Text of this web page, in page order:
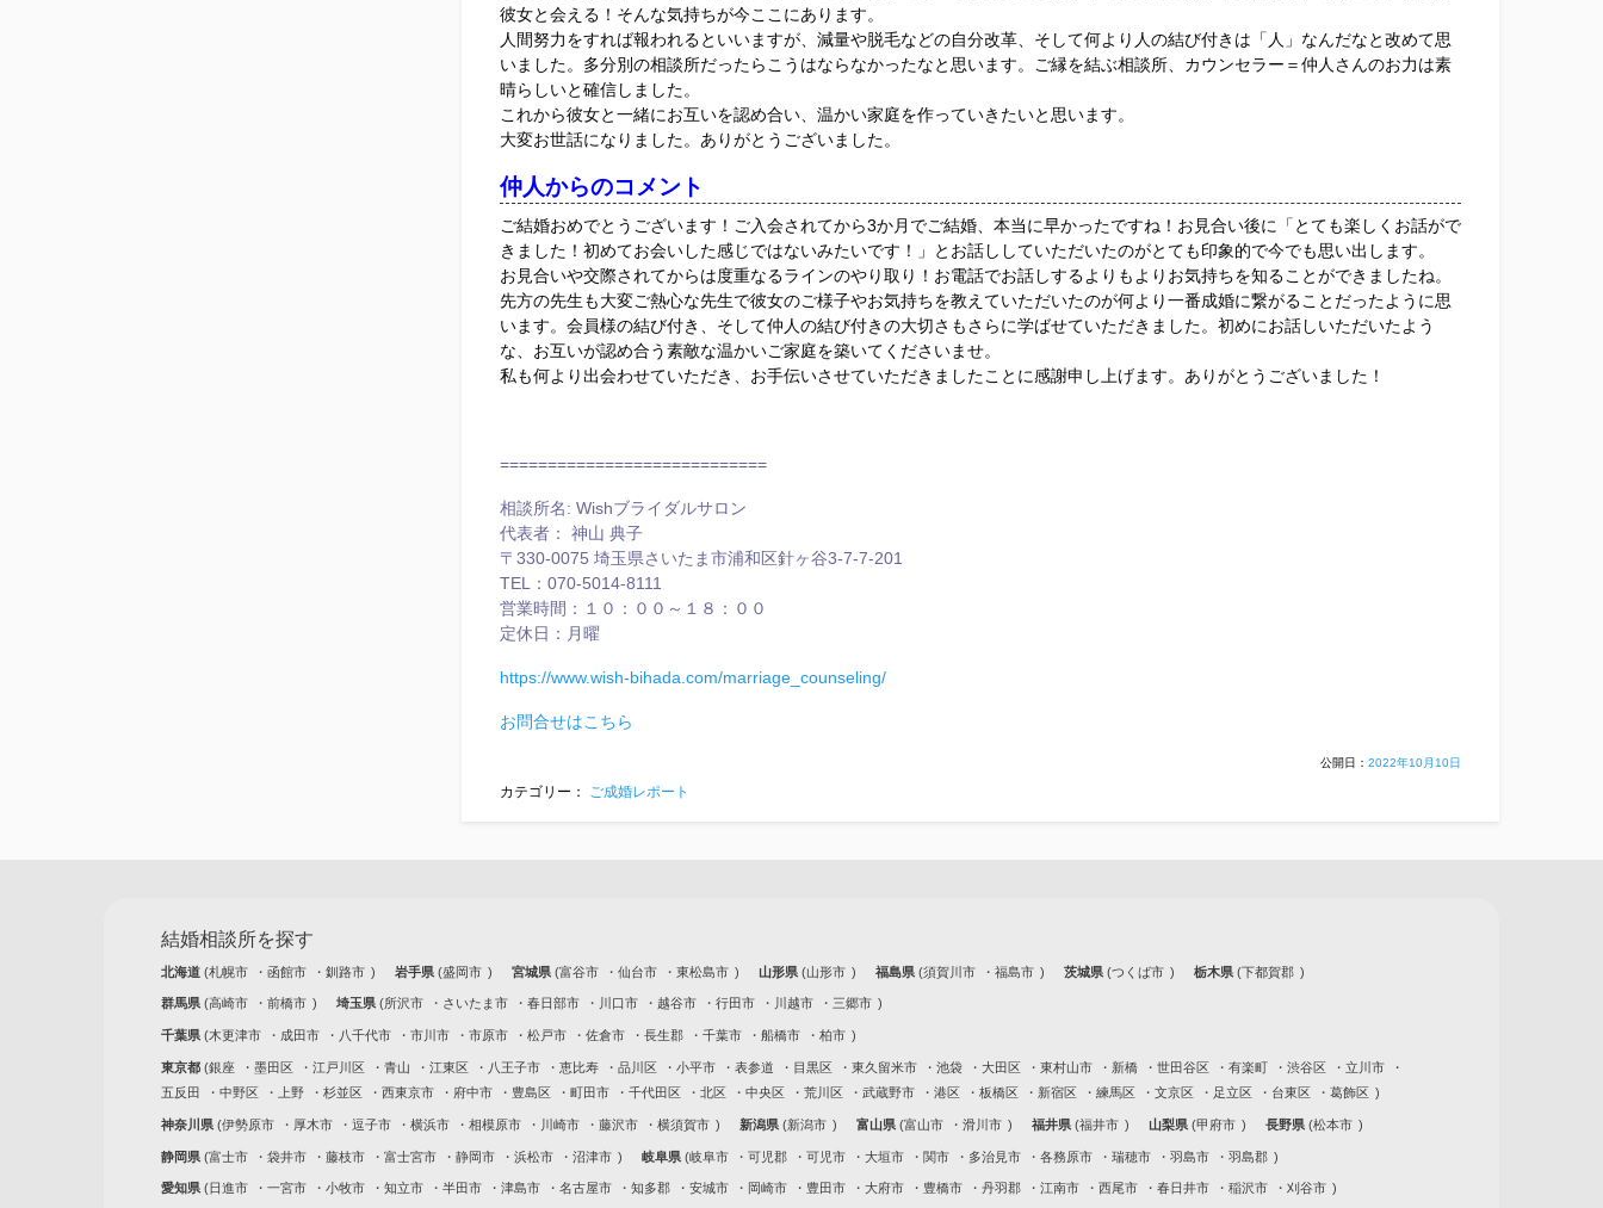
彼女と会える！そんな気持ちが今ここにあります。
人間努力をすれば報われるといいますが、減量や脱毛などの自分改革、そして何より人の結び付きは「人」なんだなと改めて思
いました。多分別の相談所だったらこうはならなかったなと思います。ご縁を結ぶ相談所、カウンセラー＝仲人さんのお力は素
晴らしいと確信しました。
これから彼女と一緒にお互いを認め合い、温かい家庭を作っていきたいと思います。
大変お世話になりました。ありがとうございました。
仲人からのコメント
ご結婚おめでとうございます！ご入会されてから3か月でご結婚、本当に早かったですね！お見合い後に「とても楽しくお話がで
きました！初めてお会いした感じではないみたいです！」とお話ししていただいたのがとても印象的で今でも思い出します。
お見合いや交際されてからは度重なるラインのやり取り！お電話でお話しするよりもよりお気持ちを知ることができましたね。
先方の先生も大変ご熱心な先生で彼女のご様子やお気持ちを教えていただいたのが何より一番成婚に繋がることだったように思
います。会員様の結び付き、そして仲人の結び付きの大切さもさらに学ばせていただきました。初めにお話しいただいたよう
な、お互いが認め合う素敵な温かいご家庭を築いてくださいませ。
私も何より出会わせていただき、お手伝いさせていただきましたことに感謝申し上げます。ありがとうございました！
============================
相談所名: Wishブライダルサロン
代表者： 神山 典子
〒330-0075 埼玉県さいたま市浦和区針ヶ谷3-7-7-201
TEL：070-5014-8111
営業時間：１０：００～１８：００
定休日：月曜
https://www.wish-bihada.com/marriage_counseling/
お問合せはこちら
公開日： 2022年10月10日
カテゴリー： ご成婚レポート
結婚相談所を探す
北海道 札幌市 函館市 釧路市 岩手県 盛岡市 宮城県 富谷市 仙台市 東松島市 山形県 山形市 福島県 須賀川市 福島市 茨城県 つくば市 栃木県 下都賀郡
群馬県 高崎市 前橋市 埼玉県 所沢市 さいたま市 春日部市 川口市 越谷市 行田市 川越市 三郷市
千葉県 木更津市 成田市 八千代市 市川市 市原市 松戸市 佐倉市 長生郡 千葉市 船橋市 柏市
東京都 銀座 墨田区 江戸川区 青山 江東区 八王子市 恵比寿 品川区 小平市 表参道 目黒区 東久留米市 池袋 大田区 東村山市 新橋 世田谷区 有楽町 渋谷区
立川市
五反田
中野区 上野 杉並区 西東京市 府中市 豊島区 町田市 千代田区 北区 中央区 荒川区 武蔵野市 港区 板橋区 新宿区 練馬区 文京区 足立区 台東区 葛飾区
神奈川県 伊勢原市 厚木市 逗子市 横浜市 相模原市 川崎市 藤沢市 横須賀市 新潟県 新潟市 富山県 富山市 滑川市 福井県 福井市 山梨県 甲府市 長野県 松本市
静岡県 富士市 袋井市 藤枝市 富士宮市 静岡市 浜松市 沼津市 岐阜県 岐阜市 可児郡 可児市 大垣市 関市 多治見市 各務原市 瑞穂市 羽島市 羽島郡
愛知県 日進市 一宮市 小牧市 知立市 半田市 津島市 名古屋市 知多郡 安城市 岡崎市 豊田市 大府市 豊橋市 丹羽郡 江南市 西尾市 春日井市 稲沢市 刈谷市